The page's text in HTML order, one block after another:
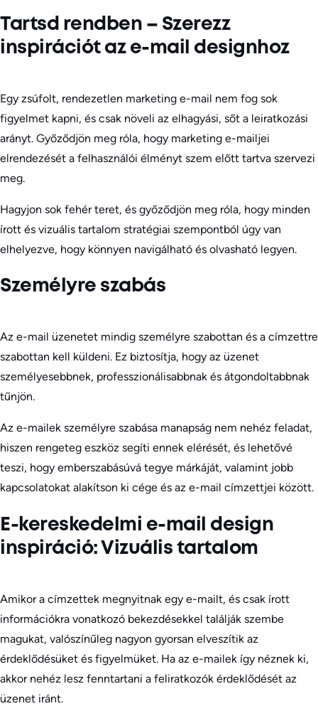
Tartsd rendben – Szerezz
inspirációt az e-mail designhoz
Egy zsúfolt, rendezetlen marketing e-mail nem fog sok
figyelmet kapni, és csak növeli az elhagyási, sőt a leiratkozási
arányt. Győződjön meg róla, hogy marketing e-mailjei
elrendezését a felhasználói élményt szem előtt tartva szervezi
meg.
Hagyjon sok fehér teret, és győződjön meg róla, hogy minden
írott és vizuális tartalom stratégiai szempontból úgy van
elhelyezve, hogy könnyen navigálható és olvasható legyen.
Személyre szabás
Az e-mail üzenetet mindig személyre szabottan és a címzettre
szabottan kell küldeni. Ez biztosítja, hogy az üzenet
személyesebbnek, professzionálisabbnak és átgondoltabbnak
tűnjön.
Az e-mailek személyre szabása manapság nem nehéz feladat,
hiszen rengeteg eszköz segíti ennek elérését, és lehetővé
teszi, hogy emberszabásúvá tegye márkáját, valamint jobb
kapcsolatokat alakítson ki cége és az e-mail címzettjei között.
E-kereskedelmi e-mail design
inspiráció: Vizuális tartalom
Amikor a címzettek megnyitnak egy e-mailt, és csak írott
információkra vonatkozó bekezdésekkel találják szembe
magukat, valószínűleg nagyon gyorsan elveszítik az
érdeklődésüket és figyelmüket. Ha az e-mailek így néznek ki,
akkor nehéz lesz fenntartani a feliratkozók érdeklődését az
üzenet iránt.